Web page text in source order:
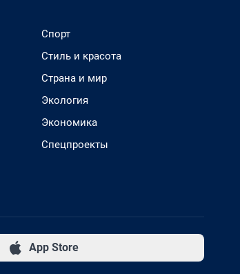
Спорт
Стиль и красота
Страна и мир
Экология
Экономика
Спецпроекты
App Store